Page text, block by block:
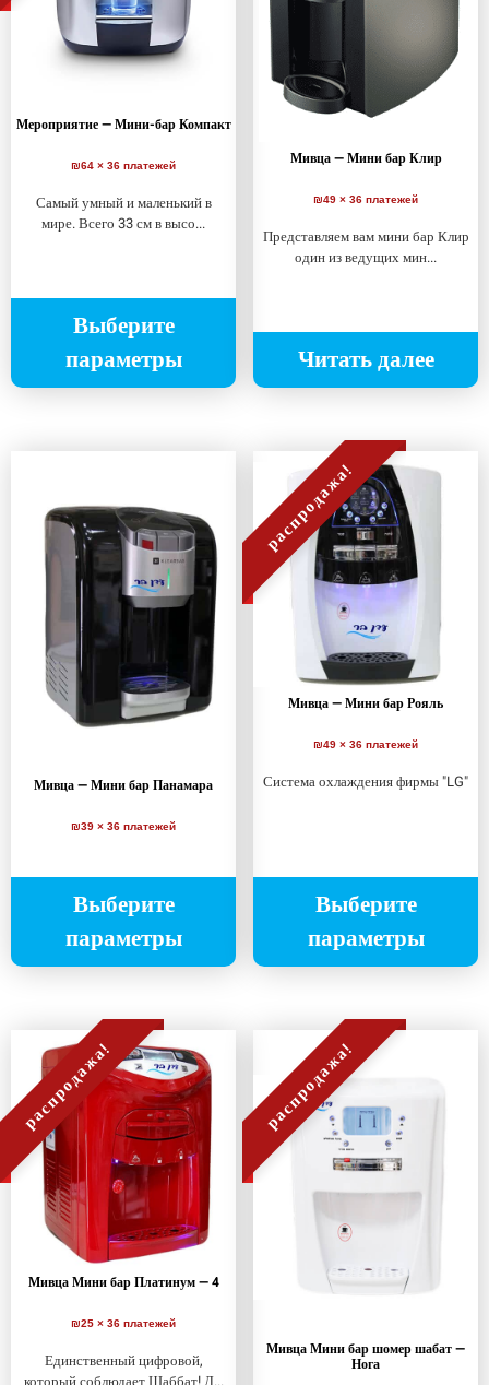
Мероприятие — Мини-бар Компакт
₪64 × 36 платежей
Самый умный и маленький в
мире. Всего 33 см в высо...
Выберите
параметры
Мивца — Мини бар Клир
₪49 × 36 платежей
Представляем вам мини бар Клир
один из ведущих мин...
Читать далее
Мивца — Мини бар Панамара
₪39 × 36 платежей
Выберите
параметры
распродажа!
Мивца — Мини бар Рояль
₪49 × 36 платежей
Система охлаждения фирмы "LG"
Выберите
параметры
распродажа!
Мивца Мини бар Платинум — 4
₪25 × 36 платежей
Единственный цифровой,
распродажа!
Мивца Мини бар шомер шабат —
Нога